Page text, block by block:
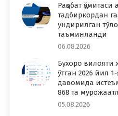
Рақобат
тадбиркордан
ундирилган
таъминланди
06.08.2026
Бухоро вилояти
ўтган 2026 йил
давомида
868 та
05.08.2026